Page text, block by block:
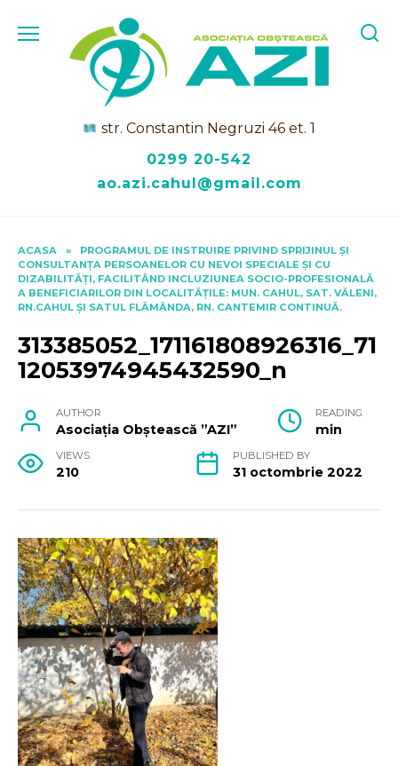
str. Constantin Negruzi 46 et. 1
0299 20-542
ao.azi.cahul@gmail.com
ACASA »
PROGRAMUL DE INSTRUIRE PRIVIND SPRIJINUL ȘI
CONSULTANȚA PERSOANELOR CU NEVOI SPECIALE ȘI CU
DIZABILITĂȚI, FACILITÂND INCLUZIUNEA SOCIO-PROFESIONALĂ
A BENEFICIARILOR DIN LOCALITĂȚILE: MUN. CAHUL, SAT. VĂLENI,
RN.CAHUL ȘI SATUL FLĂMÂNDA, RN. CANTEMIR CONTINUĂ.
313385052_171161808926316_71
12053974945432590_n
AUTHOR
Asociația Obștească ”AZI”
READING
min
VIEWS
210
PUBLISHED BY
31 octombrie 2022